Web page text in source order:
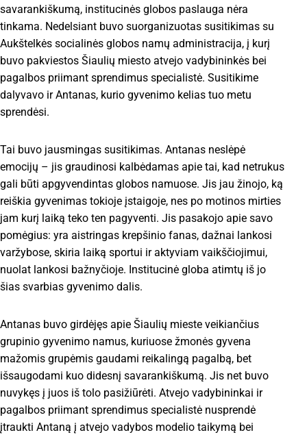
savarankiškumą, institucinės globos paslauga nėra
tinkama. Nedelsiant buvo suorganizuotas susitikimas su
Aukštelkės socialinės globos namų administracija, į kurį
buvo pakviestos Šiaulių miesto atvejo vadybininkės bei
pagalbos priimant sprendimus specialistė. Susitikime
dalyvavo ir Antanas, kurio gyvenimo kelias tuo metu
sprendėsi.
Tai buvo jausmingas susitikimas. Antanas neslėpė
emocijų – jis graudinosi kalbėdamas apie tai, kad netrukus
gali būti apgyvendintas globos namuose. Jis jau žinojo, ką
reiškia gyvenimas tokioje įstaigoje, nes po motinos mirties
jam kurį laiką teko ten pagyventi. Jis pasakojo apie savo
pomėgius: yra aistringas krepšinio fanas, dažnai lankosi
varžybose, skiria laiką sportui ir aktyviam vaikščiojimui,
nuolat lankosi bažnyčioje. Institucinė globa atimtų iš jo
šias svarbias gyvenimo dalis.
Antanas buvo girdėjęs apie Šiaulių mieste veikiančius
grupinio gyvenimo namus, kuriuose žmonės gyvena
mažomis grupėmis gaudami reikalingą pagalbą, bet
išsaugodami kuo didesnį savarankiškumą. Jis net buvo
nuvykęs į juos iš tolo pasižiūrėti. Atvejo vadybininkai ir
pagalbos priimant sprendimus specialistė nusprendė
įtraukti Antaną į atvejo vadybos modelio taikymą bei